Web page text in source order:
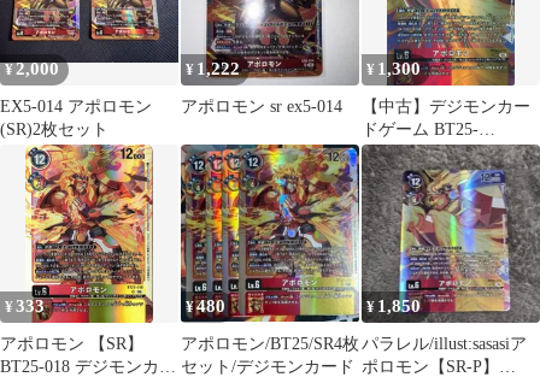
¥2,000
EX5-014 アポロモン
(SR)2枚セット
¥ 1,222
アポロモン sr ex5-014
¥ 1,300
【中古】デジモンカー
ドゲーム BT25-
018[SR]：(パラレル)ア
ポロモン
¥333
アポロモン 【SR】
BT25-018 デジモンカー
¥480
アポロモン/BT25/SR4枚
セット/デジモンカード
¥ 1,850
パラレル/illust:sasasiア
ポロモン【SR-P】